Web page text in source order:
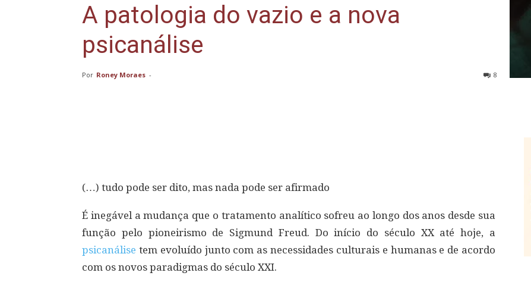
A patologia do vazio e a nova
psicanálise
Por Roney Moraes - 8
(…) tudo pode ser dito, mas nada pode ser afirmado
É inegável a mudança que o tratamento analítico sofreu ao longo dos anos desde sua
função pelo pioneirismo de Sigmund Freud. Do início do século XX até hoje, a
psicanálise tem evoluído junto com as necessidades culturais e humanas e de acordo
com os novos paradigmas do século XXI.